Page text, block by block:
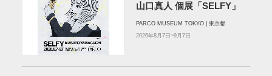
山口真人 個展「SELFY」
PARCO MUSEUM TOKYO | 東京都
2026年8月7日~9月7日